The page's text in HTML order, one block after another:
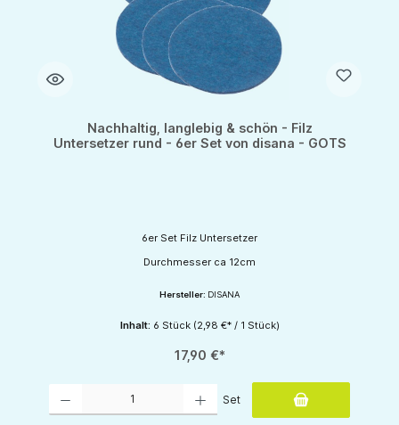
Nachhaltig, langlebig & schön - Filz
Untersetzer rund - 6er Set von disana - GOTS
6er Set Filz Untersetzer
Durchmesser ca 12cm
Hersteller: DISANA
Inhalt: 6 Stück (2,98 €* / 1 Stück)
17,90 €*
Set